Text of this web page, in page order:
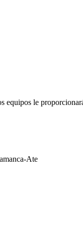
equipos le
Ate